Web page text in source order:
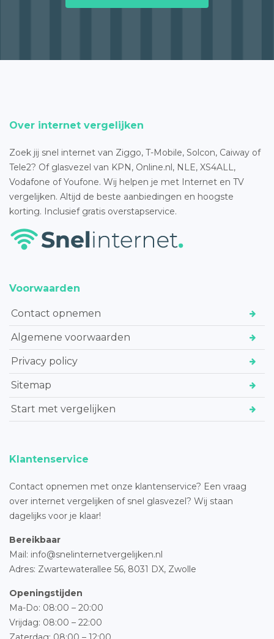
Over internet vergelijken
Zoek jij snel internet van Ziggo, T-Mobile, Solcon, Caiway of
Tele2? Of glasvezel van KPN, Online.nl, NLE, XS4ALL,
Vodafone of Youfone. Wij helpen je met Internet en TV
vergelijken. Altijd de beste aanbiedingen en hoogste
korting. Inclusief gratis overstapservice.
Voorwaarden
Contact opnemen
Algemene voorwaarden
Privacy policy
Sitemap
Start met vergelijken
Klantenservice
Contact opnemen met onze klantenservice? Een vraag
over internet vergelijken of snel glasvezel? Wij staan
dagelijks voor je klaar!
Bereikbaar
Mail: info@snelinternetvergelijken.nl
Adres: Zwartewaterallee 56, 8031 DX, Zwolle
Openingstijden
Ma-Do: 08:00 – 20:00
Vrijdag: 08:00 – 22:00